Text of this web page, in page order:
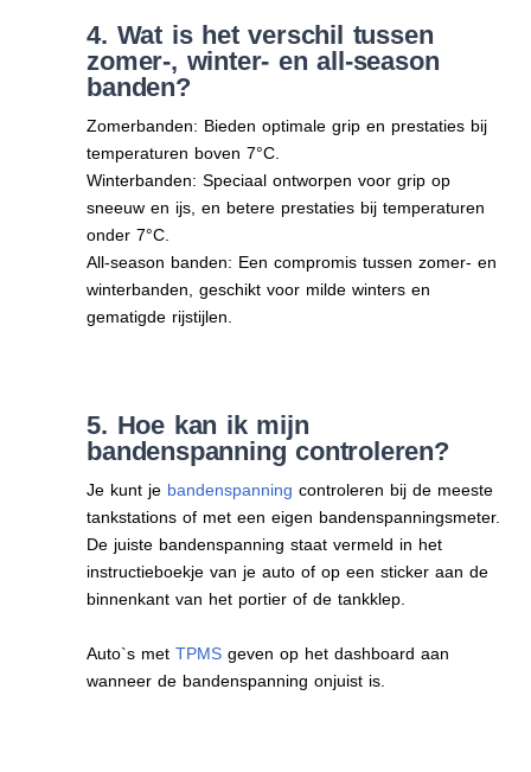
4. Wat is het verschil tussen
zomer-, winter- en all-season
banden?
Zomerbanden: Bieden optimale grip en prestaties bij
temperaturen boven 7°C.
Winterbanden: Speciaal ontworpen voor grip op
sneeuw en ijs, en betere prestaties bij temperaturen
onder 7°C.
All-season banden: Een compromis tussen zomer- en
winterbanden, geschikt voor milde winters en
gematigde rijstijlen.
5. Hoe kan ik mijn
bandenspanning controleren?
Je kunt je bandenspanning controleren bij de meeste
tankstations of met een eigen bandenspanningsmeter.
De juiste bandenspanning staat vermeld in het
instructieboekje van je auto of op een sticker aan de
binnenkant van het portier of de tankklep.
Auto`s metTPMS geven op het dashboard aan
wanneer de bandenspanning onjuist is.